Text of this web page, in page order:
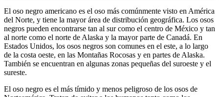
El oso negro americano es el oso más comúnmente visto en América
del Norte, y tiene la mayor área de distribución geográfica. Los osos
negros pueden encontrarse tan al sur como el centro de México y tan
al norte como el norte de Alaska y la mayor parte de Canadá. En
Estados Unidos, los osos negros son comunes en el este, a lo largo
de la costa oeste, en las Montañas Rocosas y en partes de Alaska.
También se encuentran en algunas zonas pequeñas del suroeste y el
sureste.
El oso negro es el más tímido y menos peligroso de los osos de